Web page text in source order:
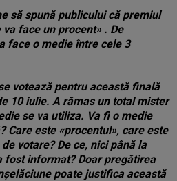
să spună publicului că premiul
face un procent» . De
face o medie între cele 3
votează pentru această finală
10 iulie. A rămas un total mister
se va utiliza. Va fi o medie
Care este «procentul», care este
votare? De ce, nici până la
fost informat? Doar pregătirea
poate justifica această